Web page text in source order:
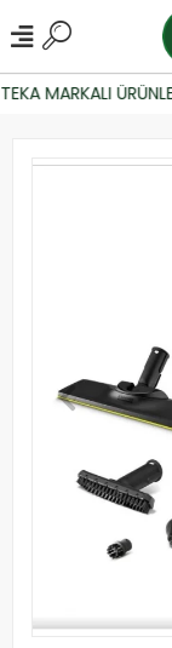
MARKALI